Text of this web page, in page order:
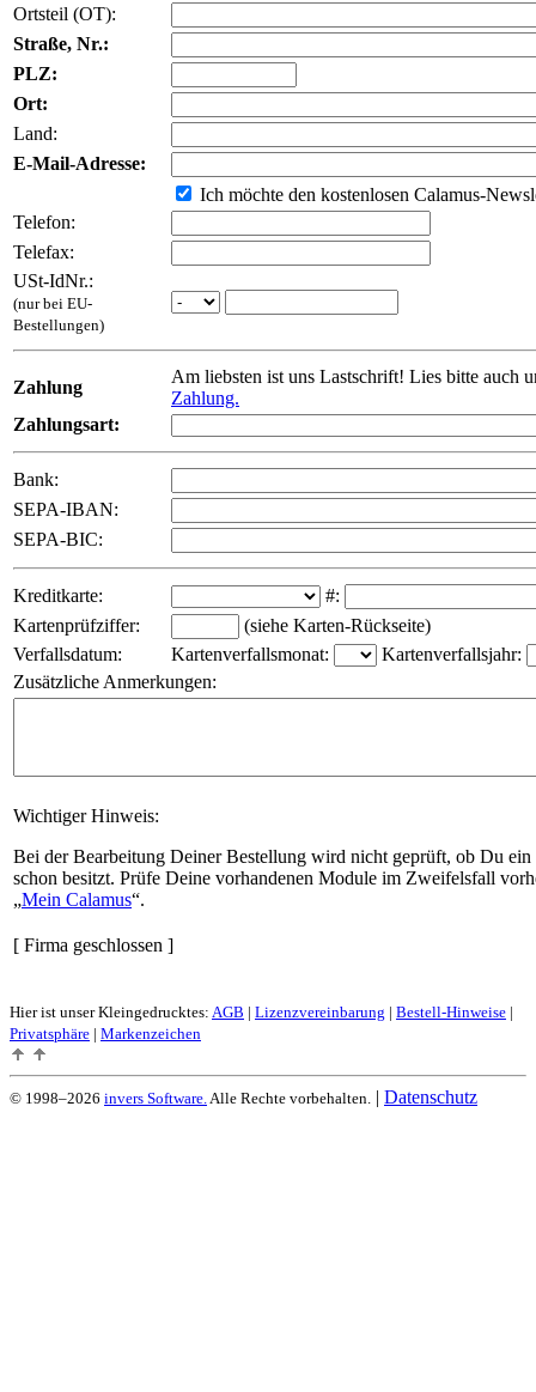
Ortsteil (OT):
Straße, Nr.:
PLZ:
Ort:
Land:
E-Mail-Adresse:
Ich möchte den kostenlosen Calamus-
Telefon:
Telefax:
USt-IdNr.:
(nur bei EU-
Bestellungen)
Zahlung
Am liebsten ist uns Lastschrift! Lies bitte auch
Zahlung.
Zahlungsart:
Bank:
SEPA-IBAN:
SEPA-BIC:
Kreditkarte:
#:
Kartenprüfziffer:
(siehe Karten-Rückseite)
Verfallsdatum:
Kartenverfallsmonat:
Kartenverfallsjahr:
Zusätzliche Anmerkungen:
Wichtiger Hinweis:
Bei der Bearbeitung Deiner Bestellung wird nicht geprüft, ob Du ein
schon besitzt. Prüfe Deine vorhandenen Module im Zweifelsfall
Mein Calamus .
[ Firma geschlossen ]
Hier ist unser Kleingedrucktes: AGB | Lizenzvereinbarung | Bestell-Hinweise |
Privatsphäre | Markenzeichen
© 1998–2026 invers Software.Alle Rechte vorbehalten. | Datenschutz